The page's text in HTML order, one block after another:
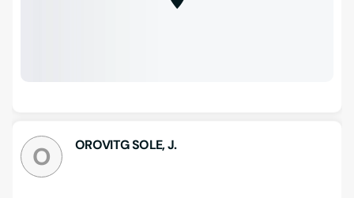
O OROVITG SOLE, J.